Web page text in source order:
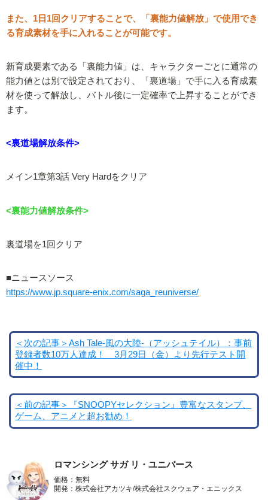
また、1日1回クリアすることで、「裏能力値解放」で使用でき
る育成素材を手に入れることが可能です。
新育成要素である「裏能力値」は、キャラクターごとに通常の
能力値とは別で設定されており、「裏道場」で手に入る育成素
材を使って解放し、バトル後に一定確率で上昇することができ
ます。
<裏道場解放条件>
メイン1章第3話 Very Hardをクリア
<裏能力値解放条件>
裏道場を1回クリア
■ニュースソース
https://www.jp.square-enix.com/saga_reuniverse/
＜次の記事＞Ash Tale-風の大陸-（アッシュテイル）：事前
登録者数10万人達成！ 3月29日（金）より先行テスト開
催中！
＜前の記事＞『SNOOPYセレクション』豊富なスタンプ、
ゲーム、アニメと超お勧め！
ロマンシング サガ リ・ユニバース
価格：無料
開発：株式会社アカツキ/株式会社スクウェア・エニックス